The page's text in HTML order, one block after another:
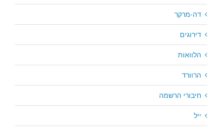
דה-מרקר
דירוגים
הלוואות
הרוורד
חיבורי הרשמה
ייל